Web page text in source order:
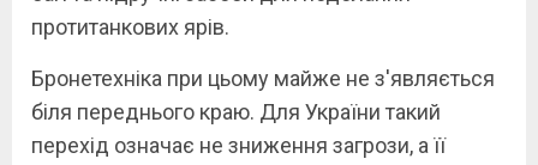
протитанкових ярів.
Бронетехніка при цьому майже не з'являється
біля переднього краю. Для України такий
перехід означає не зниження загрози, а її